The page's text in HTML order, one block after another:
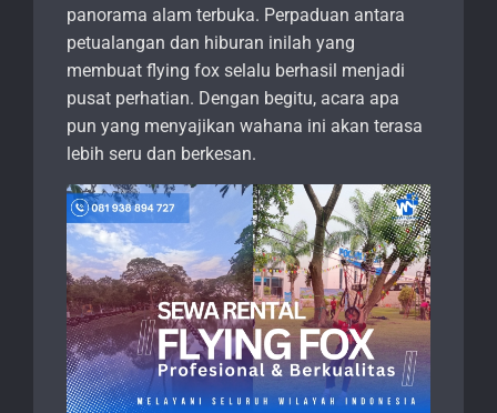
panorama alam terbuka. Perpaduan antara
petualangan dan hiburan inilah yang
membuat flying fox selalu berhasil menjadi
pusat perhatian. Dengan begitu, acara apa
pun yang menyajikan wahana ini akan terasa
lebih seru dan berkesan.